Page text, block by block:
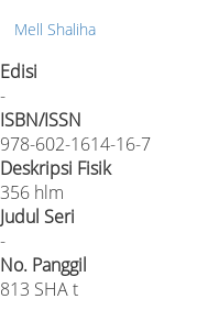
Mell Shaliha
Edisi
-
ISBN/ISSN
978-602-1614-16-7
Deskripsi Fisik
356 hlm
Judul Seri
-
No. Panggil
813 SHA t